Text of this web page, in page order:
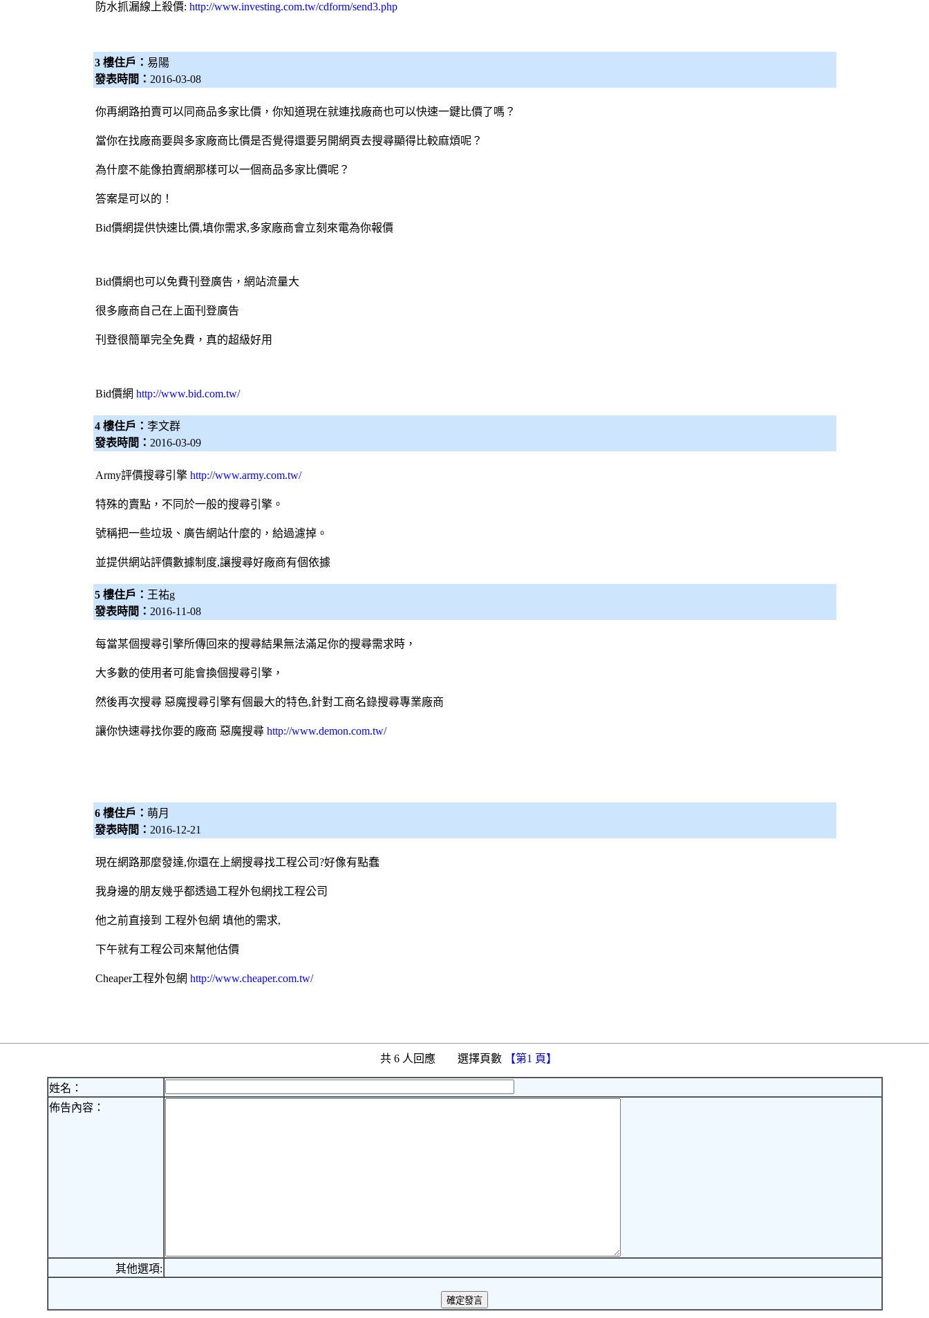
防水抓漏線上殺價: http://www.investing.com.tw/cdform/send3.php
3 樓住戶： 易陽
發表時間： 2016-03-08
你再網路拍賣可以同商品多家比價，你知道現在就連找廠商也可以快速一鍵比價了嗎？
當你在找廠商要與多家廠商比價是否覺得還要另開網頁去搜尋顯得比較麻煩呢？
為什麼不能像拍賣網那樣可以一個商品多家比價呢？
答案是可以的！
Bid價網提供快速比價,填你需求,多家廠商會立刻來電為你報價
Bid價網也可以免費刊登廣告，網站流量大
很多廠商自己在上面刊登廣告
刊登很簡單完全免費，真的超級好用
Bid價網 http://www.bid.com.tw/
4 樓住戶： 李文群
發表時間： 2016-03-09
Army評價搜尋引擎 http://www.army.com.tw/
特殊的賣點，不同於一般的搜尋引擎。
號稱把一些垃圾、廣告網站什麼的，給過濾掉。
並提供網站評價數據制度,讓搜尋好廠商有個依據
5 樓住戶： 王祐g
發表時間： 2016-11-08
每當某個搜尋引擎所傳回來的搜尋結果無法滿足你的搜尋需求時，
大多數的使用者可能會換個搜尋引擎，
然後再次搜尋 惡魔搜尋引擎有個最大的特色,針對工商名錄搜尋專業廠商
讓你快速尋找你要的廠商 惡魔搜尋 http://www.demon.com.tw/
6 樓住戶： 萌月
發表時間： 2016-12-21
現在網路那麼發達,你還在上網搜尋找工程公司?好像有點蠢
我身邊的朋友幾乎都透過工程外包網找工程公司
他之前直接到 工程外包網 填他的需求,
下午就有工程公司來幫他估價
Cheaper工程外包網 http://www.cheaper.com.tw/
共 6 人回應 選擇頁數 【第1 頁】
姓名：
佈告內容：
其他選項: